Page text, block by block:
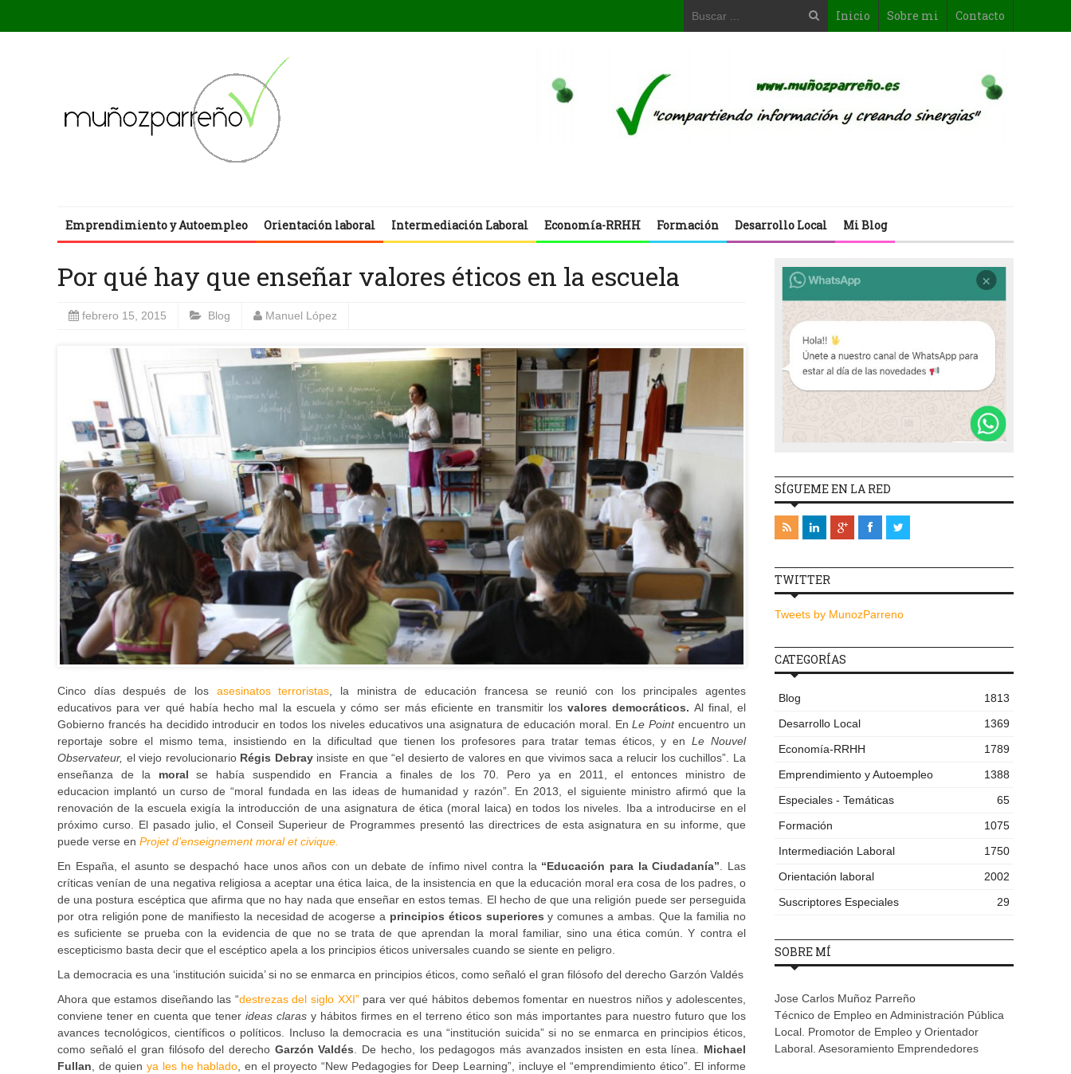
Inicio Sobre mi Contacto
Emprendimiento y Autoempleo Orientación laboral Intermediación Laboral Economía-RRHH Formación Desarrollo Local Mi Blog
Por qué hay que enseñar valores éticos en la escuela
febrero 15, 2015 Blog Manuel López
Cinco días después de los asesinatos terroristas, la ministra de educación francesa se reunió con los principales agentes
educativos para ver qué había hecho mal la escuela y cómo ser más eficiente en transmitir losvalores democráticos. Al final, el
Gobierno francés ha decidido introducir en todos los niveles educativos una asignatura de educación moral. EnLe Pointencuentro un
reportaje sobre el mismo tema, insistiendo en la dificultad que tienen los profesores para tratar temas éticos, y enLe Nouvel
Observateur, el viejo revolucionario Régis Debray insiste en que “el desierto de valores en que vivimos saca a relucir los cuchillos”. La
enseñanza de la moralse había suspendido en Francia a finales de los 70. Pero ya en 2011, el entonces ministro de
educacion implantó un curso de “moral fundada en las ideas de humanidad y razón”. En 2013, el siguiente ministro afirmó que la
renovación de la escuela exigía la introducción de una asignatura de ética (moral laica) en todos los niveles. Iba a introducirse en el
próximo curso. El pasado julio, el Conseil Superieur de Programmes presentó las directrices de esta asignatura en su informe, que
puede verse en Projet d’enseignement moral et civique.
En España, el asunto se despachó hace unos años con un debate de ínfimo nivel contra la “Educación para la Ciudadanía”. Las
críticas venían de una negativa religiosa a aceptar una ética laica, de la insistencia en que la educación moral era cosa de los padres, o
de una postura escéptica que afirma que no hay nada que enseñar en estos temas. El hecho de que una religión puede ser perseguida
por otra religión pone de manifiesto la necesidad de acogerse a principios éticos superiores y comunes a ambas. Que la familia no
es suficiente se prueba con la evidencia de que no se trata de que aprendan la moral familiar, sino una ética común. Y contra el
escepticismo basta decir que el escéptico apela a los principios éticos universales cuando se siente en peligro.
La democracia es una ‘institución suicida’ si no se enmarca en principios éticos, como señaló el gran filósofo del derecho Garzón Valdés
Ahora que estamos diseñando las “destrezas del siglo XXI”para ver qué hábitos debemos fomentar en nuestros niños y adolescentes,
conviene tener en cuenta que tener ideas claras y hábitos firmes en el terreno ético son más importantes para nuestro futuro que los
avances tecnológicos, científicos o políticos. Incluso la democracia es una “institución suicida” si no se enmarca en principios éticos,
como señaló el gran filósofo del derecho Garzón Valdés. De hecho, los pedagogos más avanzados insisten en esta línea. Michael
Fullan, de quienya les he hablado, en el proyecto “New Pedagogies for Deep Learning”, incluye el “emprendimiento ético”. El informe
SÍGUEME EN LA RED
TWITTER
Tweets by MunozParreno
CATEGORÍAS
Blog
1813
Desarrollo Local
1369
Economía-RRHH
1789
Emprendimiento y Autoempleo
1388
Especiales - Temáticas
65
Formación
1075
Intermediación Laboral
1750
Orientación laboral
2002
Suscriptores Especiales
29
SOBRE MÍ
Jose Carlos Muñoz Parreño
Técnico de Empleo en Administración Pública
Local. Promotor de Empleo y Orientador
Laboral. Asesoramiento Emprendedores